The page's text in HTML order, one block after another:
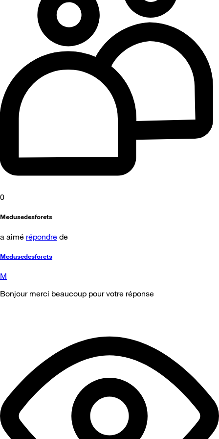
0
Medusedesforets
a aimé répondre de
Medusedesforets
M
Bonjour merci beaucoup pour votre réponse